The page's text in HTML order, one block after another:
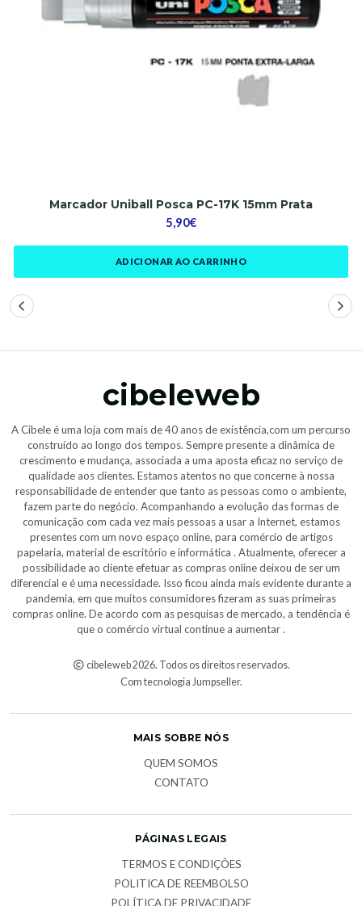
Marcador Uniball Posca PC-17K 15mm Prata
5,90€
ADICIONAR AO CARRINHO
cibeleweb
A Cibele é uma loja com mais de 40 anos de existência,com um percurso
construído ao longo dos tempos. Sempre presente a dinâmica de
crescimento e mudança, associada a uma aposta eficaz no serviço de
qualidade aos clientes. Estamos atentos no que concerne à nossa
responsabilidade de entender que tanto as pessoas como o ambiente,
fazem parte do negócio. Acompanhando a evolução das formas de
comunicação com cada vez mais pessoas a usar a Internet, estamos
presentes com um novo espaço online, para comércio de artigos
papelaria, material de escritório e informática . Atualmente, oferecer a
possibilidade ao cliente efetuar as compras online deixou de ser um
diferencial e é uma necessidade. Isso ficou ainda mais evidente durante a
pandemia, em que muitos consumidores fizeram as suas primeiras
compras online. De acordo com as pesquisas de mercado, a tendência é
que o comércio virtual continue a aumentar .
cibeleweb 2026. Todos os direitos reservados.
Com tecnologia Jumpseller.
MAIS SOBRE NÓS
QUEM SOMOS
CONTATO
PÁGINAS LEGAIS
TERMOS E CONDIÇÕES
POLITICA DE REEMBOLSO
POLÍTICA DE PRIVACIDADE